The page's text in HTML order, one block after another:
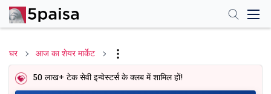
घर आज का शेयर मार्केट
50 लाख+ टेक सेवी इन्वेस्टर्स के क्लब में शामिल हों!